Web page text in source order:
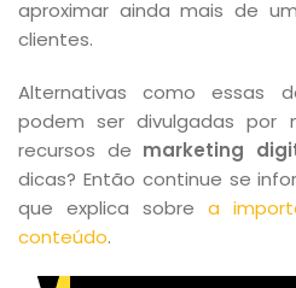
aproximar ainda mais de
clientes.
Alternativas como essas
podem ser divulgadas por
recursos de marketing
dicas? Então continue se
que explica sobre a
conteúdo.